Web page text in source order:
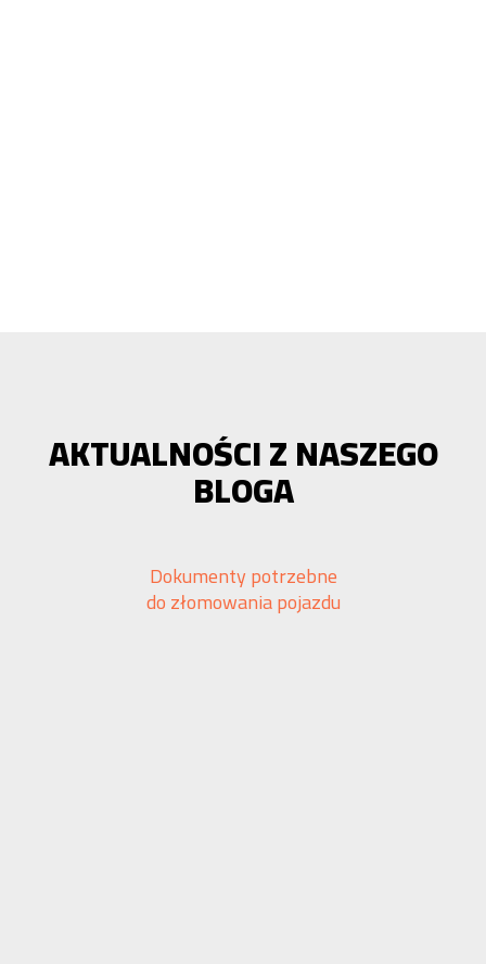
AKTUALNOŚCI Z NASZEGO
BLOGA
Dokumenty potrzebne
do złomowania pojazdu